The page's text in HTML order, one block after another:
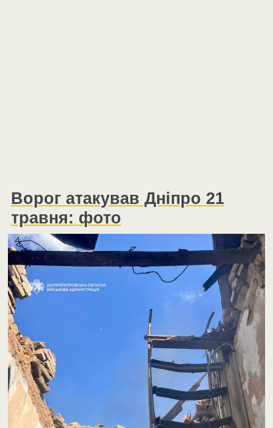
Ворог атакував Дніпро 21
травня: фото